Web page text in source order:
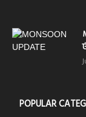
POPULAR